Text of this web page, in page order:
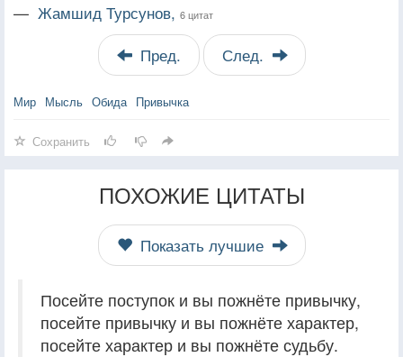
— Жамшид Турсунов, 6 цитат
Пред. След.
Мир Мысль Обида Привычка
Сохранить
ПОХОЖИЕ ЦИТАТЫ
Показать лучшие
Посейте поступок и вы пожнёте привычку,
посейте привычку и вы пожнёте характер,
посейте характер и вы пожнёте судьбу.